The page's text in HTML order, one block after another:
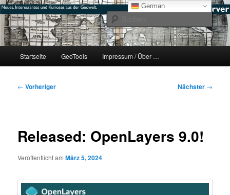
Zum
primären
Inhalt
springen#geoObserver
mikeE's GeoBlog
Startseite GeoTools Impressum / Über …
Beitragsnavigation
← Vorheriger Nächster →
Released: OpenLayers 9.0!
Veröffentlicht amMärz 5, 2024
German